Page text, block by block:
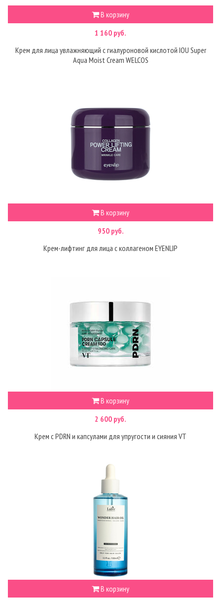
В корзину
1 160 руб.
Крем для лица увлажняющий с гиалуроновой кислотой IOU Super
Aqua Moist Cream WELCOS
В корзину
950 руб.
Крем-лифтинг для лица с коллагеном EYENLIP
В корзину
2 600 руб.
Крем с PDRN и капсулами для упругости и сияния VT
В корзину